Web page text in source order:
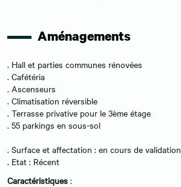
Aménagements
. Hall et parties communes rénovées
. Cafétéria
. Ascenseurs
. Climatisation réversible
. Terrasse privative pour le 3ème étage
. 55 parkings en sous-sol
. Surface et affectation : en cours de validation
. Etat : Récent
Caractéristiques :